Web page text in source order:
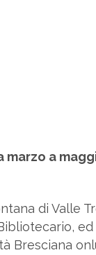
marzo a
di Valle
Bresciana